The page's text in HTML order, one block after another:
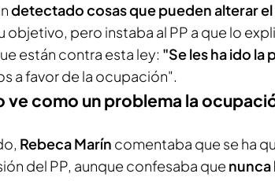
detectado cosas que pueden alterar
objetivo, pero instaba al PP a que lo
están contra esta ley: "Se les ha ido la
a favor de la ocupación".
ve como un problema la
Rebeca Marín comentaba que se ha
del PP, aunque confesaba que nunca